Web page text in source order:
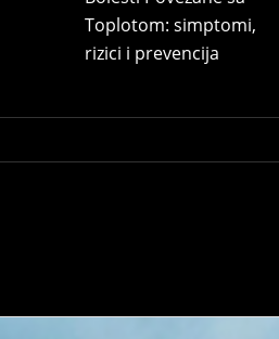
Toplotom: simptomi,
rizici i prevencija